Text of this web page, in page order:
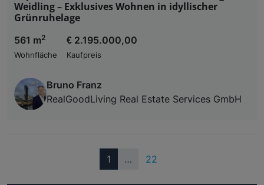
Weidling – Exklusives Wohnen in idyllischer
Grünruhelage
561 m2
Wohnfläche
€ 2.195.000,00
Kaufpreis
Bruno Franz
RealGoodLiving Real Estate Services GmbH
1 (current)
… 22